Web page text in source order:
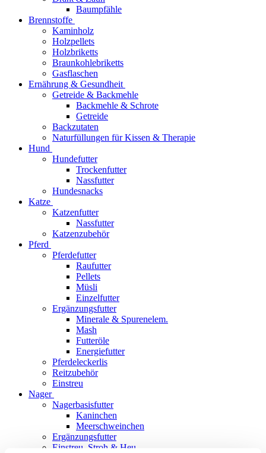
Baumpfähle
Brennstoffe
Kaminholz
Holzpellets
Holzbriketts
Braunkohlebriketts
Gasflaschen
Ernährung & Gesundheit
Getreide & Backmehle
Backmehle & Schrote
Getreide
Backzutaten
Naturfüllungen für Kissen & Therapie
Hund
Hundefutter
Trockenfutter
Nassfutter
Hundesnacks
Katze
Katzenfutter
Nassfutter
Katzenzubehör
Pferd
Pferdefutter
Raufutter
Pellets
Müsli
Einzelfutter
Ergänzungsfutter
Minerale & Spurenelem.
Mash
Futteröle
Energiefutter
Pferdeleckerlis
Reitzubehör
Einstreu
Nager
Nagerbasisfutter
Kaninchen
Meerschweinchen
Ergänzungsfutter
Einstreu, Stroh & Heu